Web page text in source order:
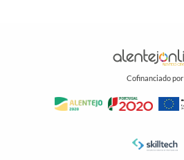
Cofinanciado por